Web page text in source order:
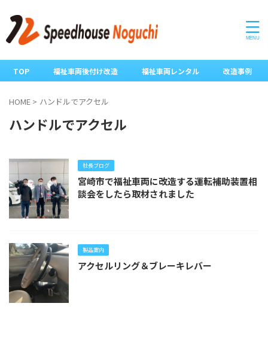
TOP 福祉車両後付け改造 福祉車両レンタル 改造事例
HOME > ハンドルでアクセル
ハンドルでアクセル
社長ブログ
宮崎市で福祉車両に改造する運転補助装置相
談会をしたら取材されました
製品案内
アクセルリング＆ブレーキレバー